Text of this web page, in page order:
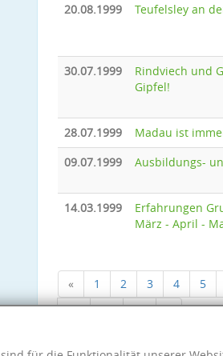
20.08.1999 Teufelsley an
30.07.1999
Rindviech und
Gipfel!
28.07.1999 Madau ist
09.07.1999
Ausbildungs-
14.03.1999
Erfahrungen
März - April -
« 1 2 3 4 5
18
19 20
»